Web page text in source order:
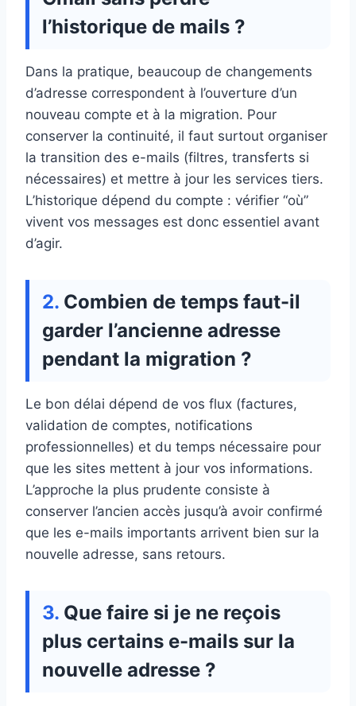
l’historique de mails ?
Dans la pratique, beaucoup de changements
d’adresse correspondent à l’ouverture d’un
nouveau compte et à la migration. Pour
conserver la continuité, il faut surtout organiser
la transition des e-mails (filtres, transferts si
nécessaires) et mettre à jour les services tiers.
L’historique dépend du compte : vérifier “où”
vivent vos messages est donc essentiel avant
d’agir.
Combien de temps faut-il
garder l’ancienne adresse
pendant la migration ?
Le bon délai dépend de vos flux (factures,
validation de comptes, notifications
professionnelles) et du temps nécessaire pour
que les sites mettent à jour vos informations.
L’approche la plus prudente consiste à
conserver l’ancien accès jusqu’à avoir confirmé
que les e-mails importants arrivent bien sur la
nouvelle adresse, sans retours.
Que faire si je ne reçois
plus certains e-mails sur la
nouvelle adresse ?